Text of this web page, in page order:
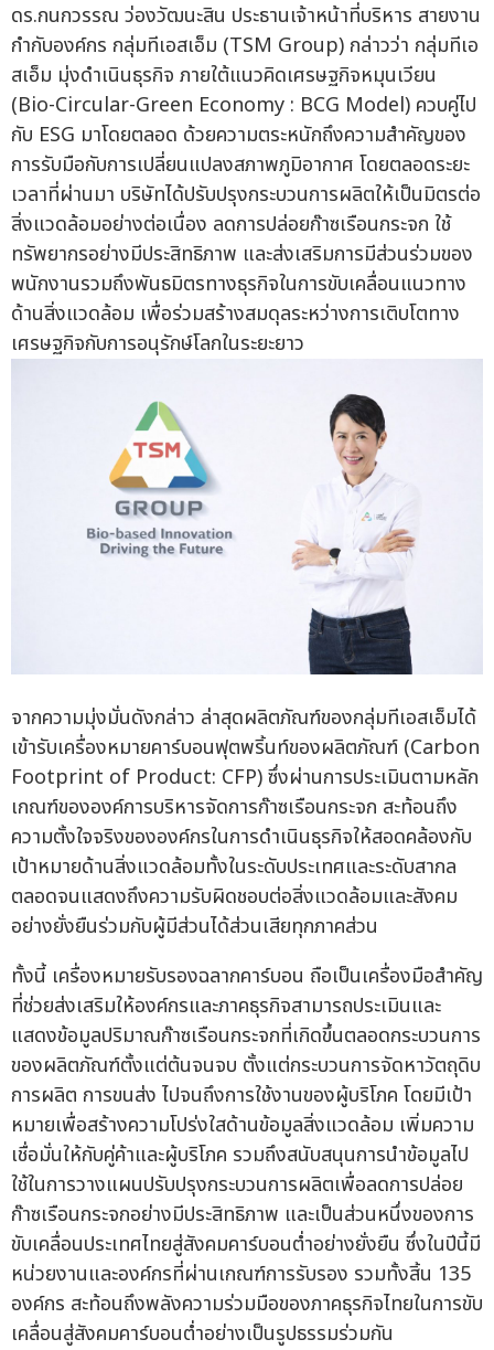
ดร.กนกวรรณ ว่องวัฒนะสิน ประธานเจ้าหน้าที่บริหาร สายงาน
กำกับองค์กร กลุ่มทีเอสเอ็ม (TSM Group) กล่าวว่า กลุ่มทีเอ
สเอ็ม มุ่งดำเนินธุรกิจ ภายใต้แนวคิดเศรษฐกิจหมุนเวียน
(Bio-Circular-Green Economy : BCG Model) ควบคู่ไป
กับ ESG มาโดยตลอด ด้วยความตระหนักถึงความสำคัญของ
การรับมือกับการเปลี่ยนแปลงสภาพภูมิอากาศ โดยตลอดระยะ
เวลาที่ผ่านมา บริษัทได้ปรับปรุงกระบวนการผลิตให้เป็นมิตรต่อ
สิ่งแวดล้อมอย่างต่อเนื่อง ลดการปล่อยก๊าซเรือนกระจก ใช้
ทรัพยากรอย่างมีประสิทธิภาพ และส่งเสริมการมีส่วนร่วมของ
พนักงานรวมถึงพันธมิตรทางธุรกิจในการขับเคลื่อนแนวทาง
ด้านสิ่งแวดล้อม เพื่อร่วมสร้างสมดุลระหว่างการเติบโตทาง
เศรษฐกิจกับการอนุรักษ์โลกในระยะยาว
จากความมุ่งมั่นดังกล่าว ล่าสุดผลิตภัณฑ์ของกลุ่มทีเอสเอ็มได้
เข้ารับเครื่องหมายคาร์บอนฟุตพริ้นท์ของผลิตภัณฑ์ (Carbon
Footprint of Product: CFP) ซึ่งผ่านการประเมินตามหลัก
เกณฑ์ขององค์การบริหารจัดการก๊าซเรือนกระจก สะท้อนถึง
ความตั้งใจจริงขององค์กรในการดำเนินธุรกิจให้สอดคล้องกับ
เป้าหมายด้านสิ่งแวดล้อมทั้งในระดับประเทศและระดับสากล
ตลอดจนแสดงถึงความรับผิดชอบต่อสิ่งแวดล้อมและสังคม
อย่างยั่งยืนร่วมกับผู้มีส่วนได้ส่วนเสียทุกภาคส่วน
ทั้งนี้ เครื่องหมายรับรองฉลากคาร์บอน ถือเป็นเครื่องมือสำคัญ
ที่ช่วยส่งเสริมให้องค์กรและภาคธุรกิจสามารถประเมินและ
แสดงข้อมูลปริมาณก๊าซเรือนกระจกที่เกิดขึ้นตลอดกระบวนการ
ของผลิตภัณฑ์ตั้งแต่ต้นจนจบ ตั้งแต่กระบวนการจัดหาวัตถุดิบ
การผลิต การขนส่ง ไปจนถึงการใช้งานของผู้บริโภค โดยมีเป้า
หมายเพื่อสร้างความโปร่งใสด้านข้อมูลสิ่งแวดล้อม เพิ่มความ
เชื่อมั่นให้กับคู่ค้าและผู้บริโภค รวมถึงสนับสนุนการนำข้อมูลไป
ใช้ในการวางแผนปรับปรุงกระบวนการผลิตเพื่อลดการปล่อย
ก๊าซเรือนกระจกอย่างมีประสิทธิภาพ และเป็นส่วนหนึ่งของการ
ขับเคลื่อนประเทศไทยสู่สังคมคาร์บอนต่ำอย่างยั่งยืน ซึ่งในปีนี้มี
หน่วยงานและองค์กรที่ผ่านเกณฑ์การรับรอง รวมทั้งสิ้น 135
องค์กร สะท้อนถึงพลังความร่วมมือของภาคธุรกิจไทยในการขับ
เคลื่อนสู่สังคมคาร์บอนต่ำอย่างเป็นรูปธรรมร่วมกัน